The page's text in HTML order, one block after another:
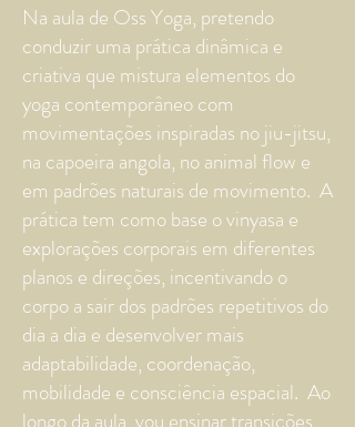
Na aula de Oss Yoga, pretendo
conduzir uma prática dinâmica e
criativa que mistura elementos do
yoga contemporâneo com
movimentações inspiradas no jiu-jitsu,
na capoeira angola, no animal flow e
em padrões naturais de movimento. A
prática tem como base o vinyasa e
explorações corporais em diferentes
planos e direções, incentivando o
corpo a sair dos padrões repetitivos do
dia a dia e desenvolver mais
adaptabilidade, coordenação,
mobilidade e consciência espacial. Ao
longo da aula, vou ensinar transições,